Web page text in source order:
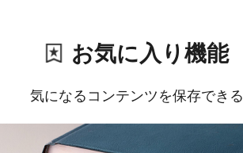
お気に入り機能
気になるコンテンツを保存できる